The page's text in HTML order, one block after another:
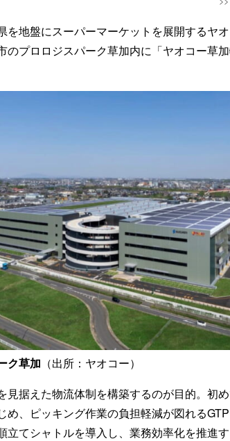
を地盤にスーパーマーケットを展開するヤ
のプロロジスパーク草加内に「ヤオコー草
ク草加 （出所：ヤオコー）
見据えた物流体制を構築するのが目的。初
め、ピッキング作業の負担軽減が図れる
立てシャトルを導入し、業務効率化を推進す